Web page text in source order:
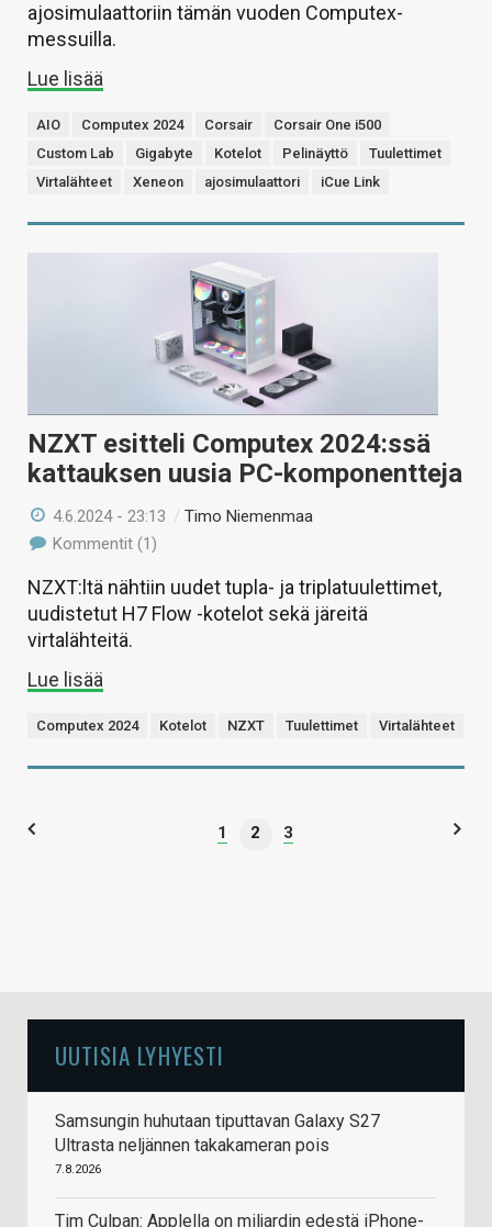
ajosimulaattoriin tämän vuoden Computex-
messuilla.
Lue lisää
AIO Computex 2024 Corsair
Corsair One i500
Custom Lab
Gigabyte Kotelot Pelinäyttö
Tuulettimet
Virtalähteet
Xeneon ajosimulaattori iCue Link
NZXT esitteli Computex 2024:ssä
kattauksen uusia PC-komponentteja
4.6.2024 - 23:13 /Timo Niemenmaa
Kommentit (1)
NZXT:ltä nähtiin uudet tupla- ja triplatuulettimet,
uudistetut H7 Flow -kotelot sekä järeitä
virtalähteitä.
Lue lisää
Computex 2024 Kotelot NZXT Tuulettimet Virtalähteet
1 2 3
UUTISIA LYHYESTI
Samsungin huhutaan tiputtavan Galaxy S27
Ultrasta neljännen takakameran pois
7.8.2026
Tim Culpan: Applella on miljardin edestä iPhone-